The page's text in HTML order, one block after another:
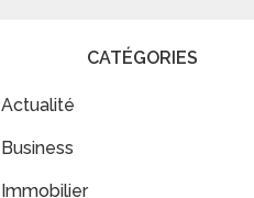
CATÉGORIES
Actualité
Business
Immobilier